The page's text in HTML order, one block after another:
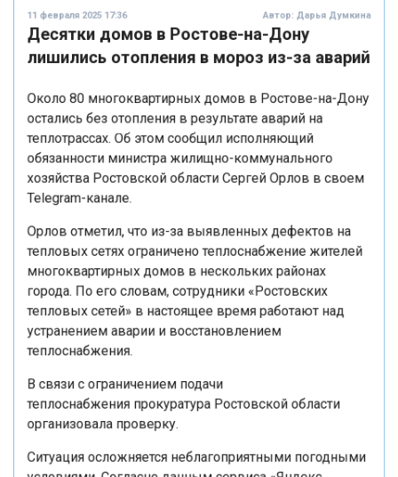
Десятки домов в Ростове-на-Дону
лишились отопления в мороз из-за аварий
остались без отопления в результате аварий на
теплотрассах. Об этом сообщил исполняющий
обязанности министра жилищно-коммунального
хозяйства Ростовской области Сергей Орлов в своем
Telegram-канале.
Орлов отметил, что из-за выявленных дефектов на
тепловых сетях ограничено теплоснабжение жителей
многоквартирных домов в нескольких районах
города. По его словам, сотрудники «Ростовских
тепловых сетей» в настоящее время работают над
устранением аварии и восстановлением
теплоснабжения.
В связи с ограничением подачи
теплоснабжения прокуратура Ростовской области
организовала проверку.
Ситуация осложняется неблагоприятными погодными